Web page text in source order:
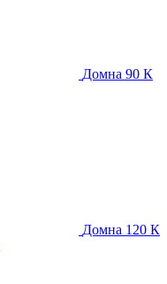
Домна 90 К
Домна 120 К